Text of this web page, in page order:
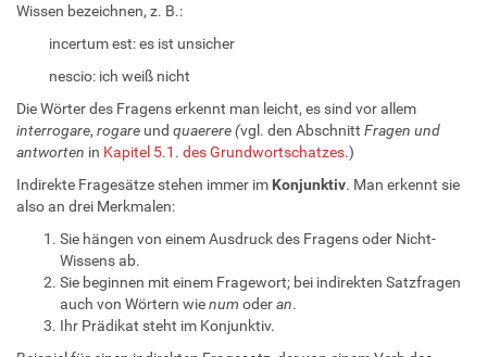
Wissen bezeichnen, z. B.:
incertum est: es ist unsicher
nescio: ich weiß nicht
Die Wörter des Fragens erkennt man leicht, es sind vor allem
interrogare, rogare und quaerere (vgl. den Abschnitt Fragen und
antworten in Kapitel 5.1. des Grundwortschatzes.)
Indirekte Fragesätze stehen immer im Konjunktiv. Man erkennt sie
also an drei Merkmalen:
Sie hängen von einem Ausdruck des Fragens oder Nicht-
Wissens ab.
Sie beginnen mit einem Fragewort; bei indirekten Satzfragen
auch von Wörtern wienum oderan.
Ihr Prädikat steht im Konjunktiv.